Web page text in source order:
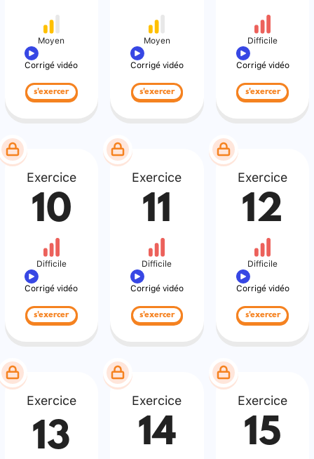
Moyen
Corrigé vidéo
s'exercer
Moyen
Corrigé vidéo
s'exercer
Difficile
Corrigé vidéo
s'exercer
Exercice
10
Difficile
Corrigé vidéo
s'exercer
Exercice
11
Difficile
Corrigé vidéo
s'exercer
Exercice
12
Difficile
Corrigé vidéo
s'exercer
Exercice
13
Exercice
14
Exercice
15